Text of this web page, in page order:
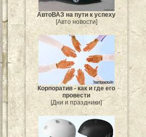
АвтоВАЗ на пути к успеху
[Авто новости]
Корпоратив - как и где его
провести
[Дни и праздники]